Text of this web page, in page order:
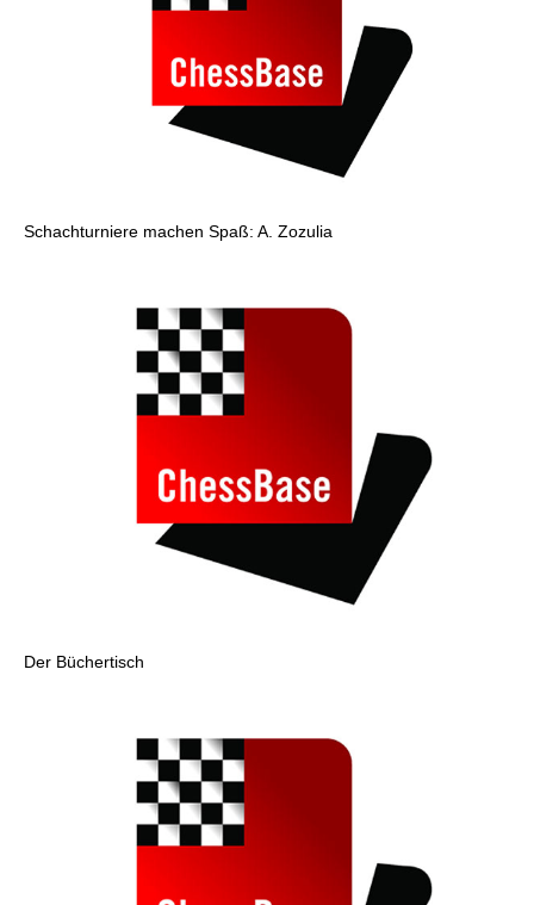
Schachturniere machen Spaß: A. Zozulia
Der Büchertisch